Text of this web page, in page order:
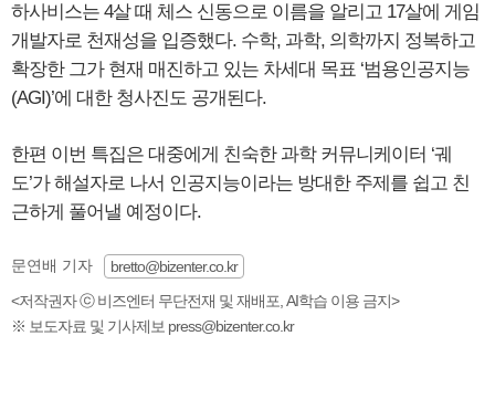
하사비스는 4살 때 체스 신동으로 이름을 알리고 17살에 게임
개발자로 천재성을 입증했다. 수학, 과학, 의학까지 정복하고
확장한 그가 현재 매진하고 있는 차세대 목표 ‘범용인공지능
(AGI)’에 대한 청사진도 공개된다.
한편 이번 특집은 대중에게 친숙한 과학 커뮤니케이터 ‘궤
도’가 해설자로 나서 인공지능이라는 방대한 주제를 쉽고 친
근하게 풀어낼 예정이다.
문연배 기자
bretto@bizenter.co.kr
<저작권자 ⓒ 비즈엔터 무단전재 및 재배포, AI학습 이용 금지>
※ 보도자료 및 기사제보 press@bizenter.co.kr